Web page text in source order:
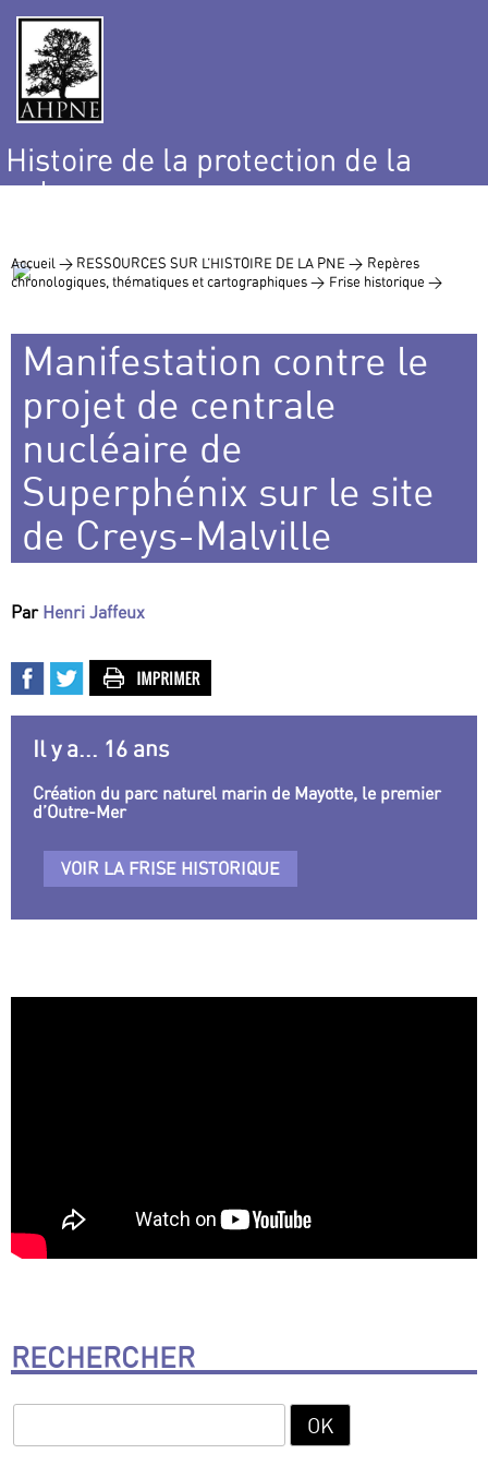
Histoire de la protection de la
nature
Accueil > RESSOURCES SUR L’HISTOIRE DE LA PNE > Repères
chronologiques, thématiques et cartographiques > Frise historique >
Manifestation contre le
projet de centrale
nucléaire de
Superphénix sur le site
de Creys-Malville
Par Henri Jaffeux
Il y a... 16 ans
Création du parc naturel marin de Mayotte, le premier
d’Outre-Mer
VOIR LA FRISE HISTORIQUE
RECHERCHER